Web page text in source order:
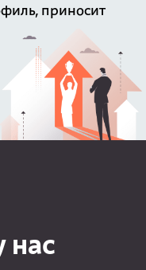
приносит
нас